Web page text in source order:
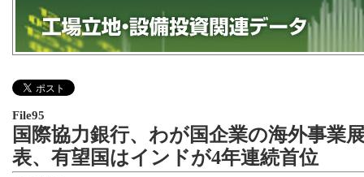
File95
国際協力銀行、わが国企業の海外事業
表、有望国はインドが4年連続首位